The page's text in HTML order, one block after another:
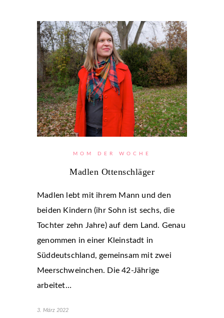
MOM DER WOCHE
Madlen Ottenschläger
Madlen lebt mit ihrem Mann und den
beiden Kindern (ihr Sohn ist sechs, die
Tochter zehn Jahre) auf dem Land. Genau
genommen in einer Kleinstadt in
Süddeutschland, gemeinsam mit zwei
Meerschweinchen. Die 42-Jährige
arbeitet…
3. März 2022